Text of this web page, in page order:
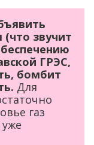
звучит
ГРЭС,
бомбит
Для
газ